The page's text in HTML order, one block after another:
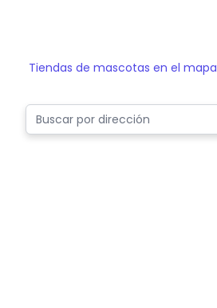
Tiendas de mascotas en el mapa